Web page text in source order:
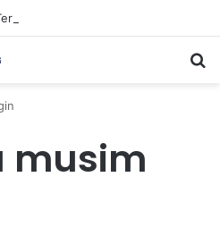
musim